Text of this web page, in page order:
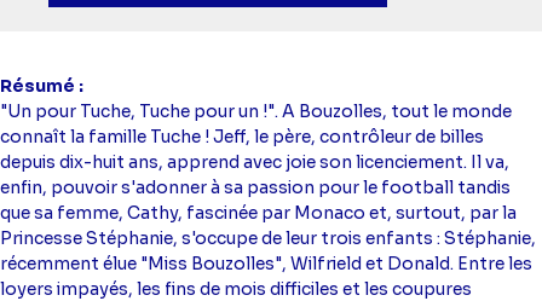
(Cathy Tuche),
Fernandez (Donald),Sarah Stern(Stéphanie),Pierre
Lottin(Wilfried),Fadila Belkebla(Mouna),David
Kammenos(Omar),Sami Outalbali(Jean-Wa)
Résumé
"Un pour Tuche, Tuche pour un !". A Bouzolles, tout le monde
connaît la famille Tuche ! Jeff, le père, contrôleur de billes
depuis dix-huit ans, apprend avec joie son licenciement. Il va,
enfin, pouvoir s'adonner à sa passion pour le football tandis
que sa femme, Cathy, fascinée par Monaco et, surtout, par la
Princesse Stéphanie, s'occupe de leur trois enfants : Stéphanie,
récemment élue "Miss Bouzolles", Wilfrield et Donald. Entre les
loyers impayés, les fins de mois difficiles et les coupures